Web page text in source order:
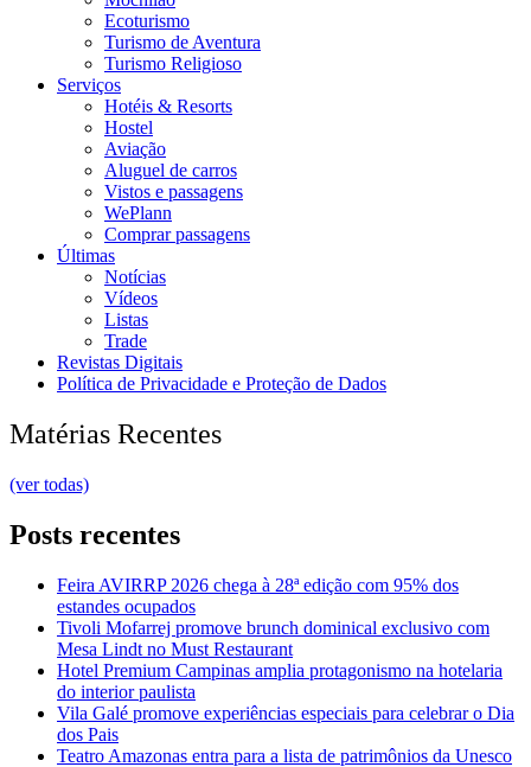
Ecoturismo
Turismo de Aventura
Turismo Religioso
Serviços
Hotéis & Resorts
Hostel
Aviação
Aluguel de carros
Vistos e passagens
WePlann
Comprar passagens
Últimas
Notícias
Vídeos
Listas
Trade
Revistas Digitais
Política de Privacidade e Proteção de Dados
Matérias Recentes
(ver todas)
Posts recentes
Feira AVIRRP 2026 chega à 28ª edição com 95% dos
estandes ocupados
Tivoli Mofarrej promove brunch dominical exclusivo com
Mesa Lindt no Must Restaurant
Hotel Premium Campinas amplia protagonismo na hotelaria
do interior paulista
Vila Galé promove experiências especiais para celebrar o Dia
dos Pais
Teatro Amazonas entra para a lista de patrimônios da Unesco